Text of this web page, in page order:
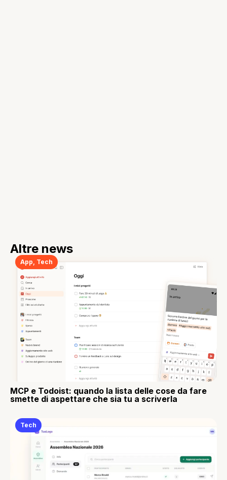
Altre news
App Tech
MCP e Todoist: quando la lista delle cose da fare
smette di aspettare che sia tu a scriverla
Tech